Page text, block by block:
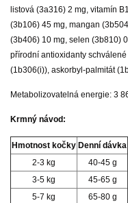
listová (3a316) 2 mg, vitamín
(3b106) 45 mg, mangan
(3b406) 10 mg, selen (3b810)
přírodní antioxidanty
(1b306(i)), askorbyl-palmitát
Metabolizovatelná energie: 3
Krmný návod:
Hmotnost kočky Denní dávka
2-3 kg
40-45 g
3-5 kg
45-65 g
5-7 kg
65-80 g